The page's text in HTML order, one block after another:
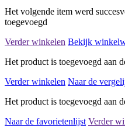
Het volgende item werd
toegevoegd
Verder winkelen Bekijk
Het product is toegevoegd aan
Verder winkelen Naar de
Het product is toegevoegd aan
Naar de favorietenlijst Verder